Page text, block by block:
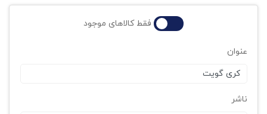
فقط کالاهای موجود
عنوان
ناشر